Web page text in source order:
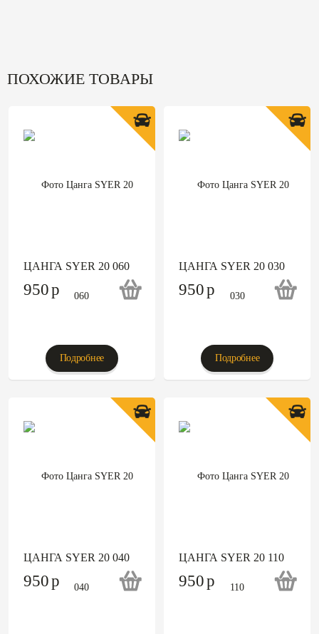
ПОХОЖИЕ ТОВАРЫ
ЦАНГА SYER 20 060
950p
Подробнее
ЦАНГА SYER 20 030
950p
Подробнее
ЦАНГА SYER 20 040
950p
ЦАНГА SYER 20 110
950p